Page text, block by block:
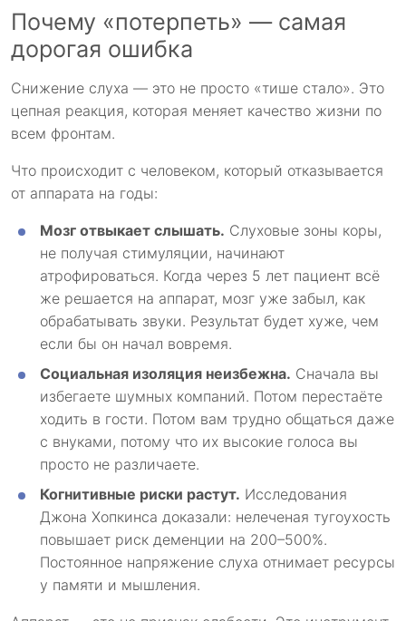
Почему «потерпеть» — самая
дорогая ошибка
Снижение слуха — это не просто «тише стало». Это
цепная реакция, которая меняет качество жизни по
всем фронтам.
Что происходит с человеком, который отказывается
от аппарата на годы:
Мозг отвыкает слышать. Слуховые зоны коры,
не получая стимуляции, начинают
атрофироваться. Когда через 5 лет пациент всё
же решается на аппарат, мозг уже забыл, как
обрабатывать звуки. Результат будет хуже, чем
если бы он начал вовремя.
Социальная изоляция неизбежна. Сначала вы
избегаете шумных компаний. Потом перестаёте
ходить в гости. Потом вам трудно общаться даже
с внуками, потому что их высокие голоса вы
просто не различаете.
Когнитивные риски растут. Исследования
Джона Хопкинса доказали: нелеченая тугоухость
повышает риск деменции на 200–500%.
Постоянное напряжение слуха отнимает ресурсы
у памяти и мышления.